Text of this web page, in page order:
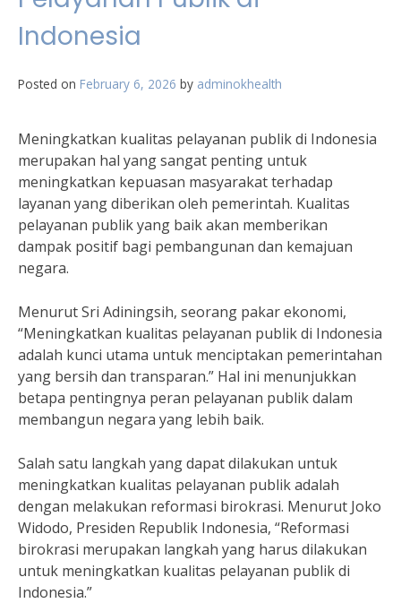
Indonesia
Posted on February 6, 2026 by adminokhealth
Meningkatkan kualitas pelayanan publik di Indonesia
merupakan hal yang sangat penting untuk
meningkatkan kepuasan masyarakat terhadap
layanan yang diberikan oleh pemerintah. Kualitas
pelayanan publik yang baik akan memberikan
dampak positif bagi pembangunan dan kemajuan
negara.
Menurut Sri Adiningsih, seorang pakar ekonomi,
“Meningkatkan kualitas pelayanan publik di Indonesia
adalah kunci utama untuk menciptakan pemerintahan
yang bersih dan transparan.” Hal ini menunjukkan
betapa pentingnya peran pelayanan publik dalam
membangun negara yang lebih baik.
Salah satu langkah yang dapat dilakukan untuk
meningkatkan kualitas pelayanan publik adalah
dengan melakukan reformasi birokrasi. Menurut Joko
Widodo, Presiden Republik Indonesia, “Reformasi
birokrasi merupakan langkah yang harus dilakukan
untuk meningkatkan kualitas pelayanan publik di
Indonesia.”